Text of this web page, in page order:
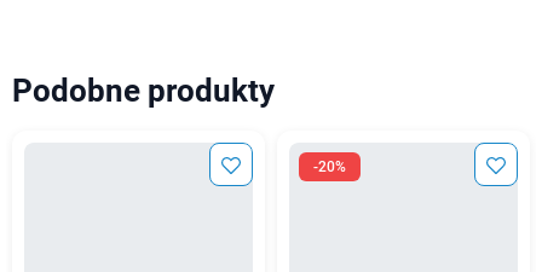
Podobne produkty
-20%